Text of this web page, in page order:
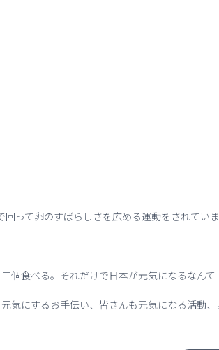
って卵のすばらしさを広める運動をされていま
個食べる。それだけで日本が元気になるなんて
気にするお手伝い、皆さんも元気になる活動、